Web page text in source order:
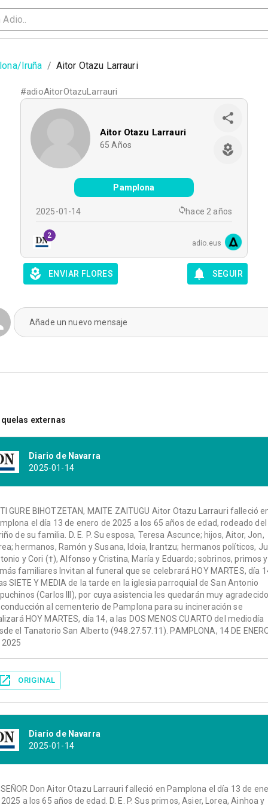
Iruña / Aitor Otazu Larrauri
#adioAitorOtazuLarrauri
Aitor Otazu Larrauri
65 Años
Pamplona
2025-01-14 hace 2 años
2
adio.eus
ENVIAR FLORES SEGUIR
Añade un nuevo mensaje
externas
Diario de Navarra
2025-01-14
GURE BIHOTZETAN, MAITE ZAITUGU Aitor Otazu Larrauri falleció
el día 13 de enero de 2025 a los 65 años de edad, rodeado del
de su familia. D. E. P. Su esposa, Teresa Ascunce; hijos, Aitor, Jon,
hermanos, Ramón y Susana, Idoia, Irantzu; hermanos políticos,
y Cori (†), Alfonso y Cristina, María y Eduardo; sobrinos, primos y
familiares Invitan al funeral que se celebrará HOY MARTES, día
SIETE Y MEDIA de la tarde en la iglesia parroquial de San Antonio
(Carlos III), por cuya asistencia les quedarán muy
conducción al cementerio de Pamplona para su incineración se
HOY MARTES, día 14, a las DOS MENOS CUARTO del mediodía
el Tanatorio San Alberto (948.27.57.11). PAMPLONA, 14 DE
2025
ORIGINAL
Diario de Navarra
2025-01-14
SEÑOR Don Aitor Otazu Larrauri falleció en Pamplona el día 13 de
a los 65 años de edad. D. E. P. Sus primos, Asier, Lorea, Ainhoa y